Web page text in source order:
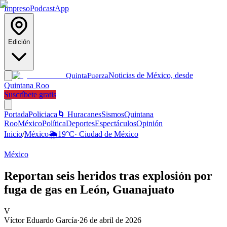
ImpresoPodcastApp
Edición
QuintaFuerzaNoticias de México, desde
Quintana Roo
Suscríbete gratis
PortadaPoliciaca 🌀 HuracanesSismosQuintana
RooMéxicoPolíticaDeportesEspectáculosOpinión
Inicio/México🌦️19°C· Ciudad de México
México
Reportan seis heridos tras explosión por
fuga de gas en León, Guanajuato
V
Víctor Eduardo García·26 de abril de 2026